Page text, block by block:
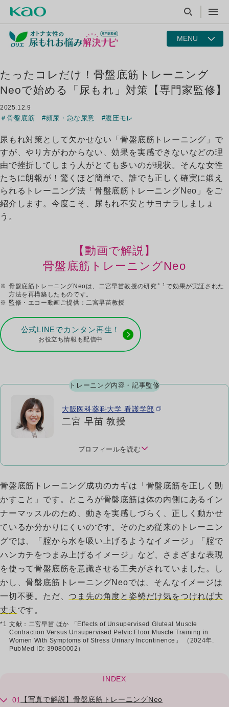
MENU
たったコレだけ！骨盤底筋トレーニング
Neoで始める「尿もれ」対策【専門家監修】
2025.12.9
＃骨盤底筋 #頻尿・急な尿意 #腹圧モレ
尿もれ対策として欠かせない「骨盤底筋トレーニング」で
すが、やり方がわからない、効果を実感できないなどの理
由で挫折してしまう人がとても多いのが現状。そんな女性
たちに朗報が！驚くほど簡単で、誰でも正しく確実に鍛え
られるトレーニング法「骨盤底筋トレーニングNeo」をご
紹介します。今度こそ、尿もれ不安とサヨナラしましょ
う。
【動画で解説】
骨盤底筋トレーニングNeo
※ 骨盤底筋トレーニングNeoは、二宮早苗教授の研究 ＊１で効果が実証された
方法を再構築したものです。
※ 監修・エコー動画ご提供：二宮早苗教授
公式LINEでカンタン再生！
お役立ち情報も配信中
トレーニング内容・記事監修
大阪医科薬科大学 看護学部
二宮 早苗 教授
プロフィールを読む
骨盤底筋トレーニング成功のカギは「骨盤底筋を正しく動
かすこと」です。ところが骨盤底筋は体の内側にあるイン
ナーマッスルのため、動きを実感しづらく、正しく動かせ
ているか分かりにくいのです。そのため従来のトレーニン
グでは、「腟から水を吸い上げるようなイメージ」「腟で
ハンカチをつまみ上げるイメージ」など、さまざまな表現
を使って骨盤底筋を意識させる工夫がされていました。し
かし、骨盤底筋トレーニングNeoでは、そんなイメージは
一切不要。ただ、つま先の角度と姿勢だけ気をつければ大
丈夫です。
*1 文献：二宮早苗 ほか 「Effects of Unsupervised Gluteal Muscle
Contraction Versus Unsupervised Pelvic Floor Muscle Training in
Women With Symptoms of Stress Urinary Incontinence」 （2024年.
PubMed ID: 39080002）
INDEX
01
【写真で解説】骨盤底筋トレーニングNeo